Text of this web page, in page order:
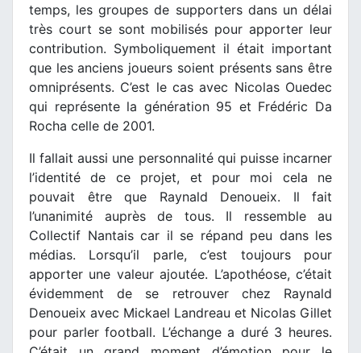
temps, les groupes de supporters dans un délai
très court se sont mobilisés pour apporter leur
contribution. Symboliquement il était important
que les anciens joueurs soient présents sans être
omniprésents. C’est le cas avec Nicolas Ouedec
qui représente la génération 95 et Frédéric Da
Rocha celle de 2001.
Il fallait aussi une personnalité qui puisse incarner
l’identité de ce projet, et pour moi cela ne
pouvait être que Raynald Denoueix. Il fait
l’unanimité auprès de tous. Il ressemble au
Collectif Nantais car il se répand peu dans les
médias. Lorsqu’il parle, c’est toujours pour
apporter une valeur ajoutée. L’apothéose, c’était
évidemment de se retrouver chez Raynald
Denoueix avec Mickael Landreau et Nicolas Gillet
pour parler football. L’échange a duré 3 heures.